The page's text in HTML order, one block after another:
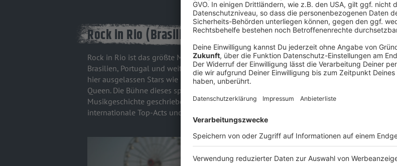
Rock in Rio (Brasilien, Portugal u.a.)
Rock in Rio ist das größte Musikfestival der Welt - mit Ablegern in
Brasilien, Portugal und weiteren Ländern. Über 700.000 Besucher feiern
hier ausgelassen Stars wie Metallica, Iron Maiden, Foo Fighters oder
Queen. Die Bühne dieses spektakulären Events hat schon
Musikgeschichte geschrieben, denn kaum ein Festival bietet so viele
internationale Top-Acts und Momente fürs Geschichtsbuch.
Das
nur unter
Pilton einmal
Menschen
Rock- und